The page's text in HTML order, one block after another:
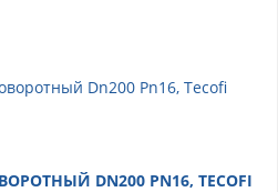
DN200 PN16, TECOFI